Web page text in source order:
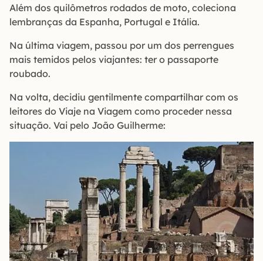
Além dos quilômetros rodados de moto, coleciona
lembranças da Espanha, Portugal e Itália.
Na última viagem, passou por um dos perrengues
mais temidos pelos viajantes: ter o passaporte
roubado.
Na volta, decidiu gentilmente compartilhar com os
leitores do Viaje na Viagem como proceder nessa
situação. Vai pelo João Guilherme: